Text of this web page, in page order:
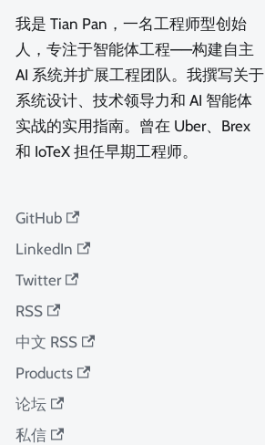
我是 Tian Pan，一名工程师型创始
人，专注于智能体工程——构建自主
AI 系统并扩展工程团队。我撰写关于
系统设计、技术领导力和 AI 智能体
实战的实用指南。曾在 Uber、Brex
和 IoTeX 担任早期工程师。
GitHub
LinkedIn
Twitter
RSS
中文 RSS
Products
论坛
私信